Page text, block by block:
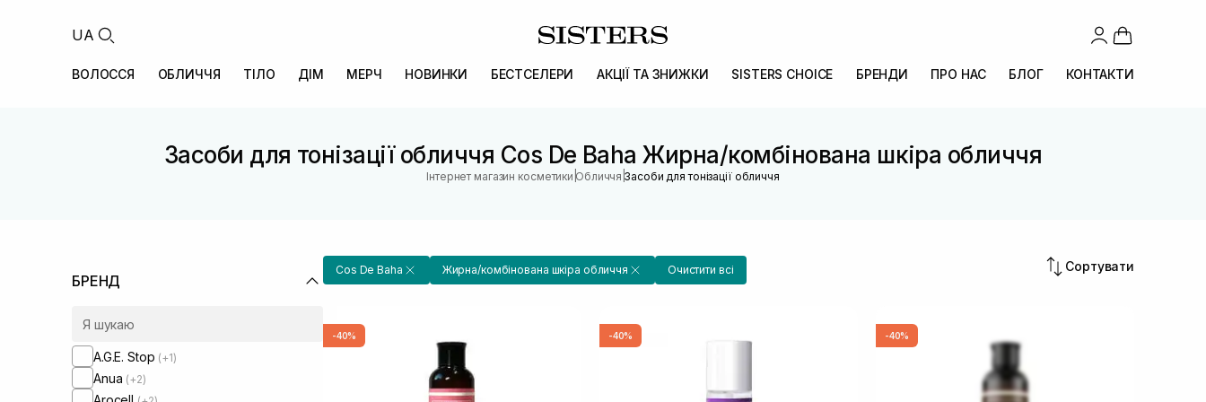
UA
ВОЛОССЯ ОБЛИЧЧЯ ТІЛО ДІМ МЕРЧ НОВИНКИ БЕСТСЕЛЕРИ АКЦІЇ ТА ЗНИЖКИ SISTERS CHOICE БРЕНДИ ПРО НАС БЛОГ КОНТАКТИ
Засоби для тонізації обличчя Cos De Baha Жирна/комбінована шкіра обличчя
Інтернет магазин косметики |Обличчя |Засоби для тонізації обличчя
БРЕНД
A.G.E. Stop (+1)
Anua (+2)
Cos De Baha Жирна/комбінована шкіра обличчя Очистити всі Сортувати
-40% -40% -40%